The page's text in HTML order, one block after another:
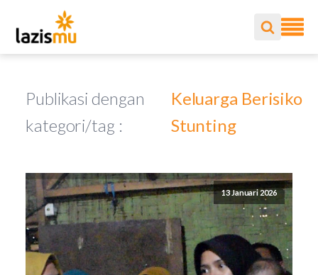
Publikasi dengan
kategori/tag :
Keluarga Berisiko
Stunting
13 Januari 2026